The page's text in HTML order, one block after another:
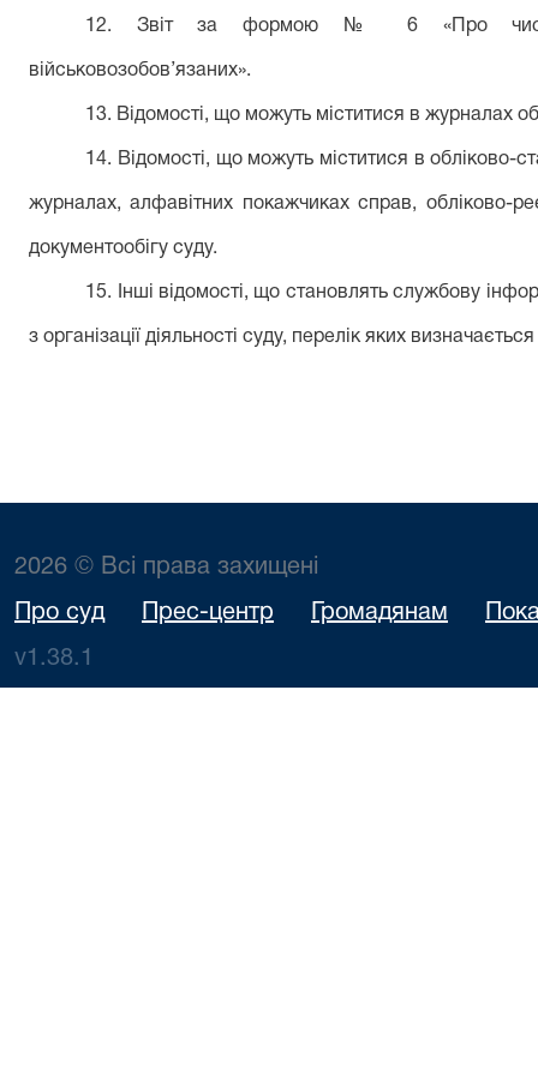
12. Звіт за формою № 6 «Про
військовозобов’язаних».
13. Відомості, що можуть міститися в журналах
14. Відомості, що можуть міститися в обліково-
журналах, алфавітних покажчиках справ, обліково-
документообігу суду.
15. Інші відомості, що становлять службову
з організації діяльності суду, перелік яких
2026 © Всі права захищені
Про суд Прес-центр Громадянам
v1.38.1